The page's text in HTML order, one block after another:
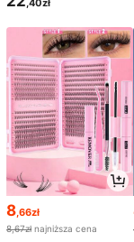
8,66zł
8,67zł najniższa cena